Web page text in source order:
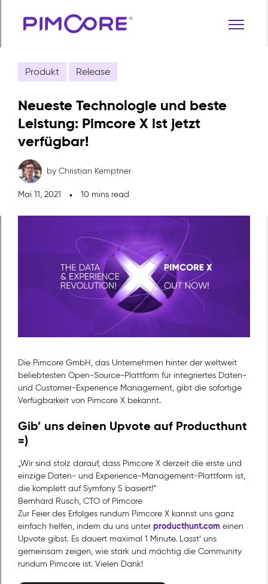
Produkt Release
Neueste Technologie und beste
Leistung: Pimcore X ist jetzt
verfügbar!
by Christian Kemptner
Mai 11, 2021 10 mins read
Die Pimcore GmbH, das Unternehmen hinter der weltweit
beliebtesten Open-Source-Plattform für integriertes Daten-
und Customer-Experience Management, gibt die sofortige
Verfügbarkeit von Pimcore X bekannt.
Gib’ uns deinen Upvote auf Producthunt
=)
„Wir sind stolz darauf, dass Pimcore X derzeit die erste und
einzige Daten- und Experience-Management-Plattform ist,
die komplett auf Symfony 5 basiert!“
Bernhard Rusch, CTO of Pimcore
Zur Feier des Erfolges rundum Pimcore X kannst uns ganz
einfach helfen, indem du uns unter producthunt.com einen
Upvote gibst. Es dauert maximal 1 Minute. Lasst‘ uns
gemeinsam zeigen, wie stark und mächtig die Community
rundum Pimcore ist. Vielen Dank!